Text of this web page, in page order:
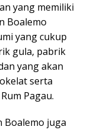
yang memiliki
Boalemo
yang cukup
gula, pabrik
yang akan
serta
Pagau.
Boalemo juga